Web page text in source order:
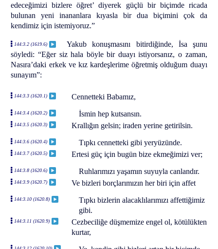
edeceğimizi bizlere öğret’ diyerek güçlü bir biçimde ricada
bulunan yeni inananlara kıyasla bir dua biçimini çok da
kendimiz için istemiyoruz.”
144:3.2 (1619.6)
Yakub konuşmasını bitirdiğinde, İsa şunu
söyledi: “Eğer siz hala böyle bir duayı istiyorsanız, o zaman,
Nasıra’daki erkek ve kız kardeşlerime öğretmiş olduğum duayı
sunayım”:
144:3.3 (1620.1) Cennetteki Babamız,
144:3.4 (1620.2) İsmin hep kutsansın.
144:3.5 (1620.3) Krallığın gelsin; iraden yerine getirilsin.
144:3.6 (1620.4) Tıpkı cennetteki gibi yeryüzünde.
144:3.7 (1620.5) Ertesi güç için bugün bize ekmeğimizi ver;
144:3.8 (1620.6) Ruhlarımızı yaşamın suyuyla canlandır.
144:3.9 (1620.7) Ve bizleri borçlarımızın her biri için affet
144:3.10 (1620.8)
Tıpkı bizlerin alacaklılarımızı affettiğimiz
gibi.
144:3.11 (1620.9)
Cezbeciliğe düşmemize engel ol, kötülükten
kurtar,